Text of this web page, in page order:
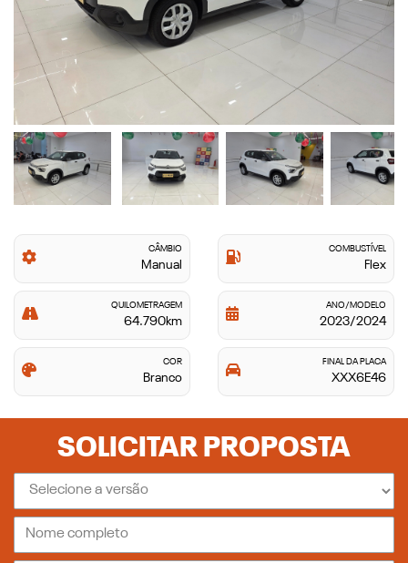
CÂMBIO
Manual
COMBUSTÍVEL
Flex
QUILOMETRAGEM
64.790km
ANO/MODELO
2023/2024
COR
Branco
FINAL DA PLACA
XXX6E46
SOLICITAR PROPOSTA